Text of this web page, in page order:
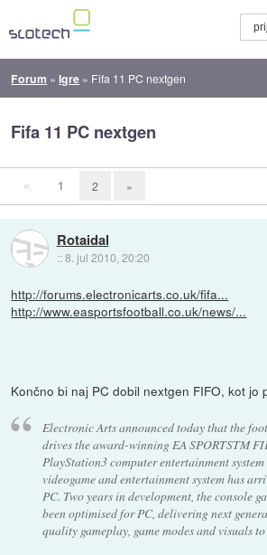
Forum »Igre » Fifa 11 PC nextgen
Fifa 11 PC nextgen
« 1 2 »
Rotaidal
::8. jul 2010, 20:20
http://forums.electronicarts.co.uk/fifa...
http://www.easportsfootball.co.uk/news/...
Končno bi naj PC dobil nextgen FIFO, kot jo
Electronic Arts announced today that the
drives the award-winning EA SPORTSTM
PlayStation3 computer entertainment system
videogame and entertainment system has
PC. Two years in development, the console
been optimised for PC, delivering next
quality gameplay, game modes and visuals